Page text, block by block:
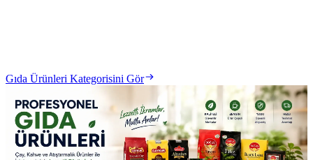
Gıda Ürünleri Kategorisini Gör